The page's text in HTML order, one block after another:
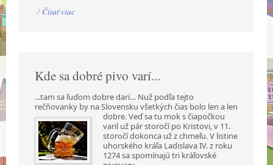
/ Čítať viac
Kde sa dobré pivo varí...
...tam sa ľuďom dobre darí… Nuž podľa tejto
rečňovanky by na Slovensku všetkých čias bolo len a len
dobre. Veď sa tu mok s čiapočkou
varil už pár storočí po Kristovi, v 11.
storočí dokonca už z chmeľu. V listine
uhorského kráľa Ladislava IV. z roku
1274 sa spomínajú tri kráľovské